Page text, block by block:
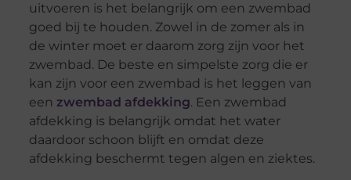
uitvoeren is het belangrijk om een zwembad
goed bij te houden. Zowel in de zomer als in
de winter moet er daarom zorg zijn voor het
zwembad. De beste en simpelste zorg die er
kan zijn voor een zwembad is het leggen van
een zwembad afdekking. Een zwembad
afdekking is belangrijk omdat het water
daardoor schoon blijft en omdat deze
afdekking beschermt tegen algen en ziektes.